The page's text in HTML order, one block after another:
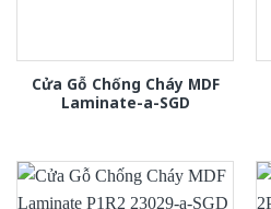
Cửa Gỗ Chống Cháy MDF
Laminate-a-SGD